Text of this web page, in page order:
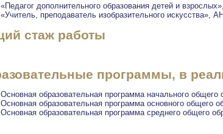
«Педагог дополнительного образования детей и
«Учитель, преподаватель изобразительного
стаж работы
программы, в
Основная образовательная программа начального общего
Основная образовательная программа основного общего
Основная образовательная программа среднего общего